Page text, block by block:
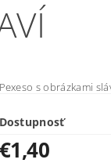
Pexeso s obrázkami
Dostupnosť
€1,40